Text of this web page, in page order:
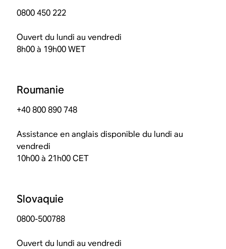
0800 450 222
Ouvert du lundi au vendredi
8h00 à 19h00 WET
Roumanie
+40 800 890 748
Assistance en anglais disponible du lundi au
vendredi
10h00 à 21h00 CET
Slovaquie
0800-500788
Ouvert du lundi au vendredi